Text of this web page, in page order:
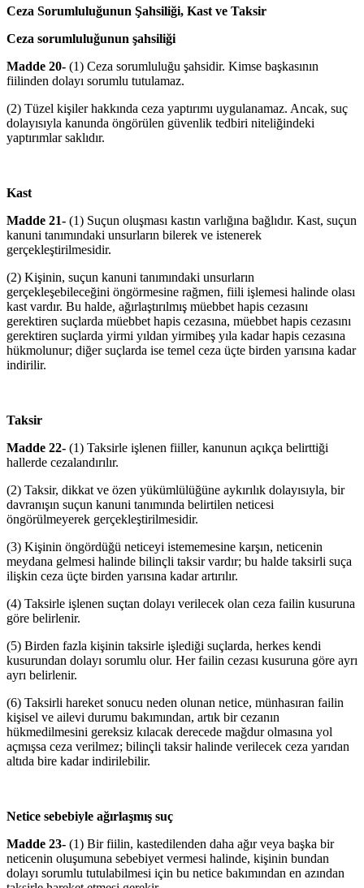
Ceza Sorumluluğunun Şahsiliği, Kast ve Taksir
Ceza sorumluluğunun şahsiliği
Madde 20- (1) Ceza sorumluluğu şahsidir. Kimse başkasının
fiilinden dolayı sorumlu tutulamaz.
(2) Tüzel kişiler hakkında ceza yaptırımı uygulanamaz. Ancak, suç
dolayısıyla kanunda öngörülen güvenlik tedbiri niteliğindeki
yaptırımlar saklıdır.
Kast
Madde 21- (1) Suçun oluşması kastın varlığına bağlıdır. Kast, suçun
kanuni tanımındaki unsurların bilerek ve istenerek
gerçekleştirilmesidir.
(2) Kişinin, suçun kanuni tanımındaki unsurların
gerçekleşebileceğini öngörmesine rağmen, fiili işlemesi halinde olası
kast vardır. Bu halde, ağırlaştırılmış müebbet hapis cezasını
gerektiren suçlarda müebbet hapis cezasına, müebbet hapis cezasını
gerektiren suçlarda yirmi yıldan yirmibeş yıla kadar hapis cezasına
hükmolunur; diğer suçlarda ise temel ceza üçte birden yarısına kadar
indirilir.
Taksir
Madde 22- (1) Taksirle işlenen fiiller, kanunun açıkça belirttiği
hallerde cezalandırılır.
(2) Taksir, dikkat ve özen yükümlülüğüne aykırılık dolayısıyla, bir
davranışın suçun kanuni tanımında belirtilen neticesi
öngörülmeyerek gerçekleştirilmesidir.
(3) Kişinin öngördüğü neticeyi istememesine karşın, neticenin
meydana gelmesi halinde bilinçli taksir vardır; bu halde taksirli suça
ilişkin ceza üçte birden yarısına kadar artırılır.
(4) Taksirle işlenen suçtan dolayı verilecek olan ceza failin kusuruna
göre belirlenir.
(5) Birden fazla kişinin taksirle işlediği suçlarda, herkes kendi
kusurundan dolayı sorumlu olur. Her failin cezası kusuruna göre ayrı
ayrı belirlenir.
(6) Taksirli hareket sonucu neden olunan netice, münhasıran failin
kişisel ve ailevi durumu bakımından, artık bir cezanın
hükmedilmesini gereksiz kılacak derecede mağdur olmasına yol
açmışsa ceza verilmez; bilinçli taksir halinde verilecek ceza yarıdan
altıda bire kadar indirilebilir.
Netice sebebiyle ağırlaşmış suç
Madde 23- (1) Bir fiilin, kastedilenden daha ağır veya başka bir
neticenin oluşumuna sebebiyet vermesi halinde, kişinin bundan
dolayı sorumlu tutulabilmesi için bu netice bakımından en azından